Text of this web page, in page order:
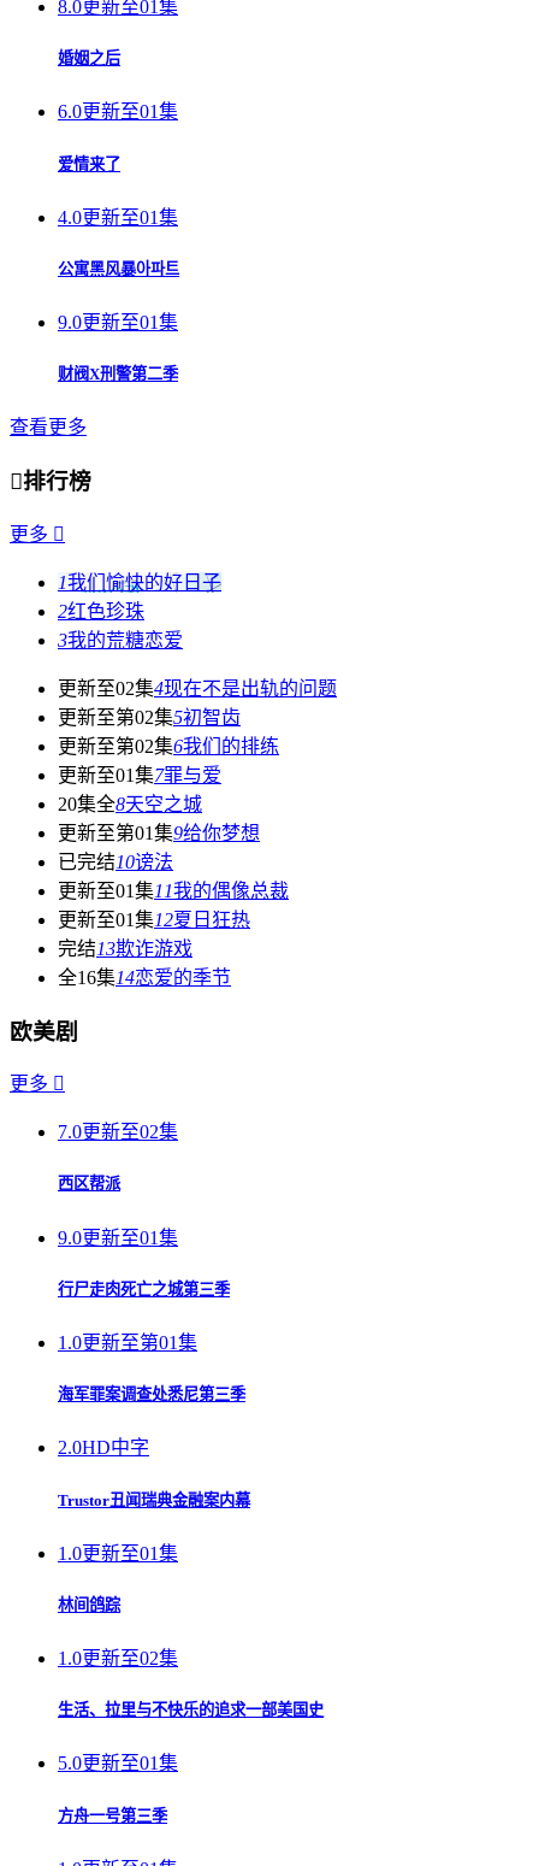
8.0更新至01集
婚姻之后
6.0更新至01集
爱情来了
4.0更新至01集
公寓黑风暴아파트
9.0更新至01集
财阀X刑警第二季
查看更多
排行榜
更多 
1我们愉快的好日子
2红色珍珠
3我的荒糖恋爱
更新至02集4现在不是出轨的问题
更新至第02集5初智齿
更新至第02集6我们的排练
更新至01集7罪与爱
20集全8天空之城
更新至第01集9给你梦想
已完结10谤法
更新至01集11我的偶像总裁
更新至01集12夏日狂热
完结13欺诈游戏
全16集14恋爱的季节
欧美剧
更多 
7.0更新至02集
西区帮派
9.0更新至01集
行尸走肉死亡之城第三季
1.0更新至第01集
海军罪案调查处悉尼第三季
2.0HD中字
Trustor丑闻瑞典金融案内幕
1.0更新至01集
林间鸽踪
1.0更新至02集
生活、拉里与不快乐的追求一部美国史
5.0更新至01集
方舟一号第三季